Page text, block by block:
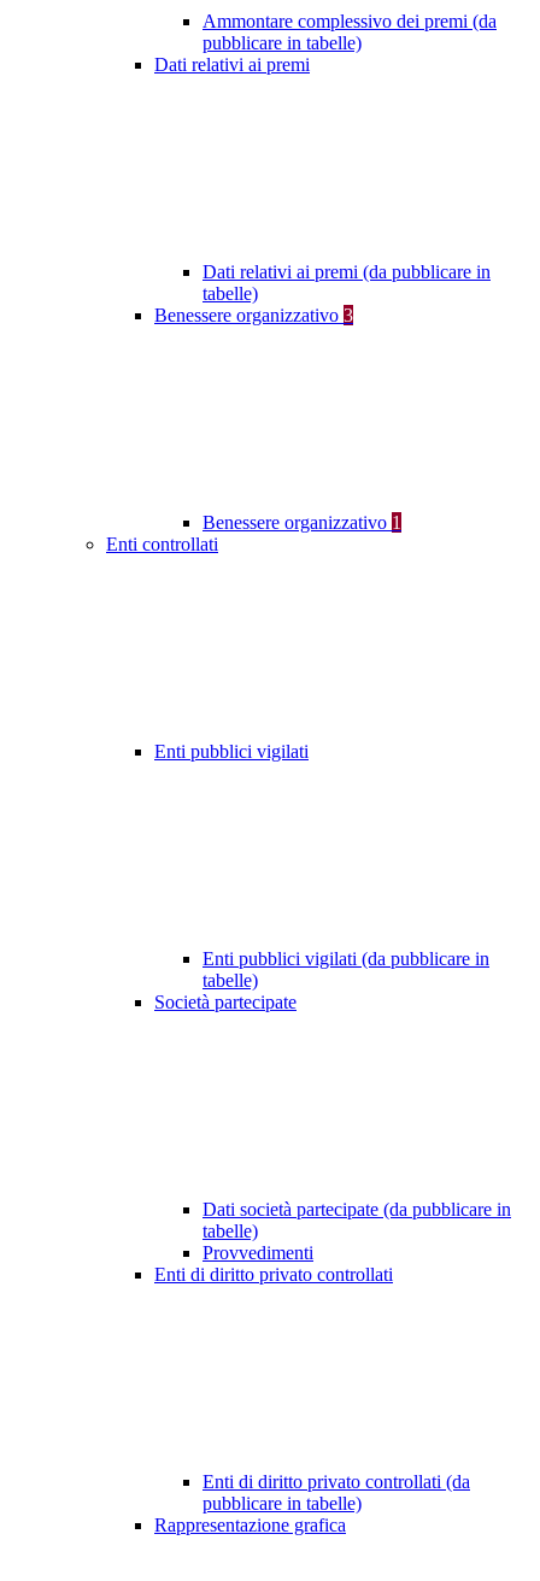
Ammontare complessivo dei premi (da
pubblicare in tabelle)
Dati relativi ai premi
Dati relativi ai premi (da pubblicare in
tabelle)
Benessere organizzativo 3
Benessere organizzativo 1
Enti controllati
Enti pubblici vigilati
Enti pubblici vigilati (da pubblicare in
tabelle)
Società partecipate
Dati società partecipate (da pubblicare in
tabelle)
Provvedimenti
Enti di diritto privato controllati
Enti di diritto privato controllati (da
pubblicare in tabelle)
Rappresentazione grafica